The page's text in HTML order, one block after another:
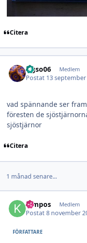
Citera
Ogso06 Medlem
Postat 13 september
vad spännande ser
föresten de
sjöstjärnor
Citera
1 månad senare...
Kimpos Medlem
Postat8 november
FÖRFATTARE